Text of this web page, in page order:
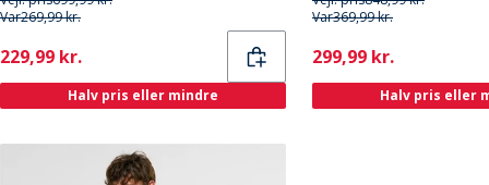
Var269,99 kr.
Current
229,99 kr.
Halv pris eller mindre
Var369,99 kr.
Current
299,99 kr.
Halv pris eller